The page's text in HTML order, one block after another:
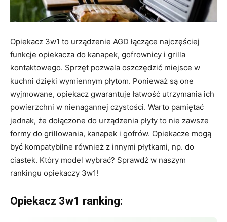
Opiekacz 3w1 to urządzenie AGD łączące najczęściej
funkcje opiekacza do kanapek, gofrownicy i grilla
kontaktowego. Sprzęt pozwala oszczędzić miejsce w
kuchni dzięki wymiennym płytom. Ponieważ są one
wyjmowane, opiekacz gwarantuje łatwość utrzymania ich
powierzchni w nienagannej czystości. Warto pamiętać
jednak, że dołączone do urządzenia płyty to nie zawsze
formy do grillowania, kanapek i gofrów. Opiekacze mogą
być kompatybilne również z innymi płytkami, np. do
ciastek. Który model wybrać? Sprawdź w naszym
rankingu opiekaczy 3w1!
Opiekacz 3w1 ranking: